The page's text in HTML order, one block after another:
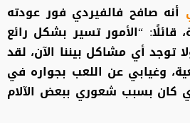
أنه صافح فالفيردي فور عودته
قائلًا: “الأمور تسير بشكل رائع
توجد أي مشاكل بيننا الآن، لقد
وغيابي عن اللعب بجواره في
كان بسبب شعوري ببعض الآلام